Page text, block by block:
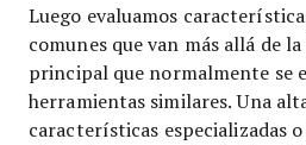
Luego evaluamos
comunes que van más allá de
principal que normalmente se
herramientas similares. Una
características especializadas